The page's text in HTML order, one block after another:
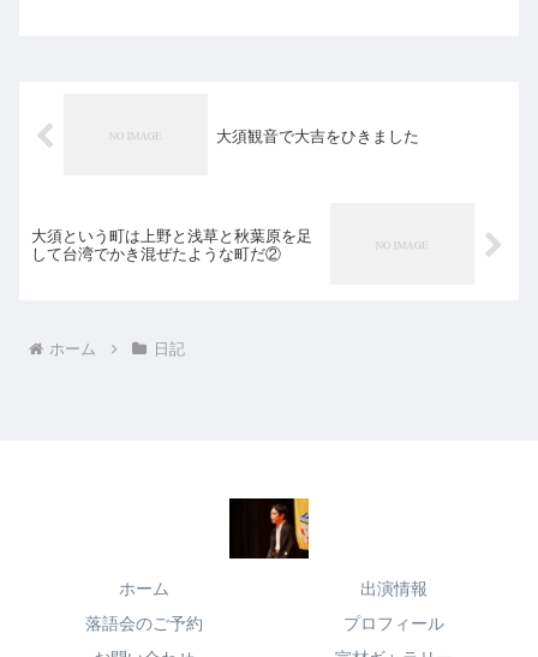
大須観音で大吉をひきました
大須という町は上野と浅草と秋葉原を足
して台湾でかき混ぜたような町だ②
ホーム 日記
ホーム
出演情報
落語会のご予約
プロフィール